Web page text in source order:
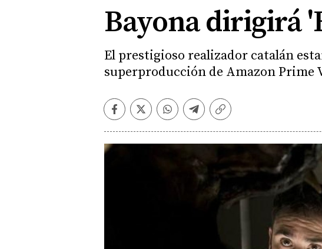
Bayona dirigirá
El prestigioso realizador catalán
superproducción de Amazon Prime
Facebook
TwitterWhatsapp
Telegram
Copiar